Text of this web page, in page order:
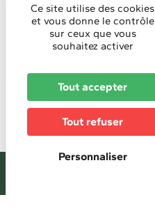
Ce site utilise des cookies
et vous donne le contrôle
sur ceux que vous
souhaitez activer
Tout accepter
Tout refuser
Personnaliser